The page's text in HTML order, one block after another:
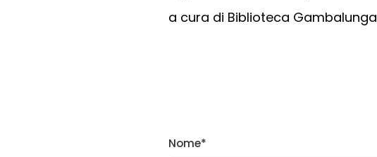
a cura di Biblioteca Gambalunga
Nome*